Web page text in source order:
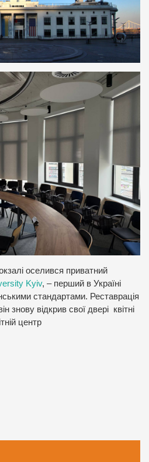
оселився приватний
Kyiv, – перший в Україні
стандартами. Реставрація
знову відкрив свої двері квітні
центр